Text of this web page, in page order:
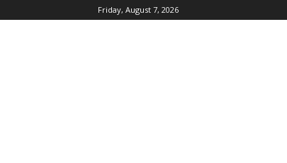
Friday, August 7, 2026